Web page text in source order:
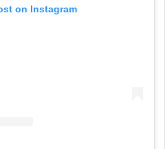
on Instagram